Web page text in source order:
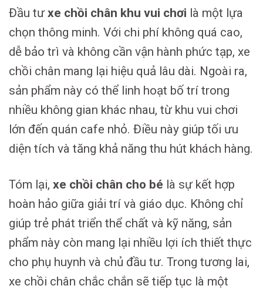
Đầu tư xe chồi chân khu vui chơi là một lựa
chọn thông minh. Với chi phí không quá cao,
dễ bảo trì và không cần vận hành phức tạp, xe
chồi chân mang lại hiệu quả lâu dài. Ngoài ra,
sản phẩm này có thể linh hoạt bố trí trong
nhiều không gian khác nhau, từ khu vui chơi
lớn đến quán cafe nhỏ. Điều này giúp tối ưu
diện tích và tăng khả năng thu hút khách hàng.
Tóm lại, xe chồi chân cho bé là sự kết hợp
hoàn hảo giữa giải trí và giáo dục. Không chỉ
giúp trẻ phát triển thể chất và kỹ năng, sản
phẩm này còn mang lại nhiều lợi ích thiết thực
cho phụ huynh và chủ đầu tư. Trong tương lai,
xe chồi chân chắc chắn sẽ tiếp tục là một